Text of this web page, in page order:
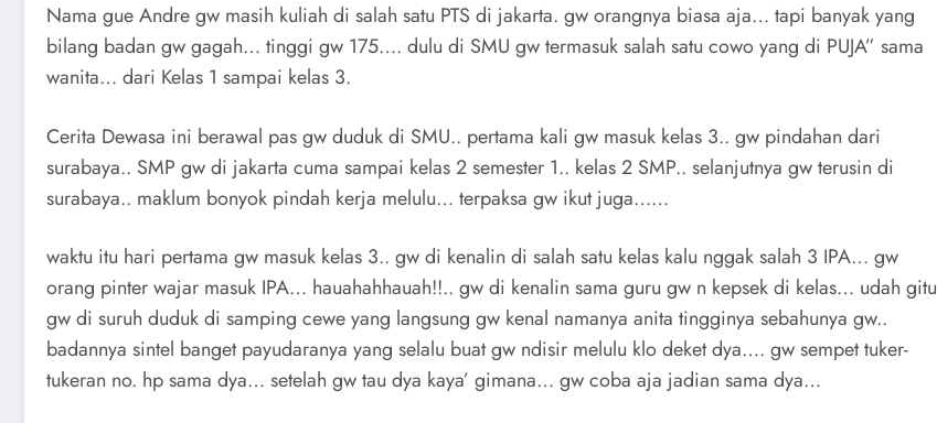
Nama gue Andre gw masih kuliah di salah satu PTS di jakarta. gw orangnya biasa aja… tapi banyak yang
bilang badan gw gagah… tinggi gw 175…. dulu di SMU gw termasuk salah satu cowo yang di PUJA” sama
wanita… dari Kelas 1 sampai kelas 3.
Cerita Dewasa ini berawal pas gw duduk di SMU.. pertama kali gw masuk kelas 3.. gw pindahan dari
surabaya.. SMP gw di jakarta cuma sampai kelas 2 semester 1.. kelas 2 SMP.. selanjutnya gw terusin di
surabaya.. maklum bonyok pindah kerja melulu… terpaksa gw ikut juga……
waktu itu hari pertama gw masuk kelas 3.. gw di kenalin di salah satu kelas kalu nggak salah 3 IPA… gw
orang pinter wajar masuk IPA… hauahahhauah!!.. gw di kenalin sama guru gw n kepsek di kelas… udah gitu
gw di suruh duduk di samping cewe yang langsung gw kenal namanya anita tingginya sebahunya gw..
badannya sintel banget payudaranya yang selalu buat gw ndisir melulu klo deket dya…. gw sempet tuker-
tukeran no. hp sama dya… setelah gw tau dya kaya’ gimana… gw coba aja jadian sama dya…